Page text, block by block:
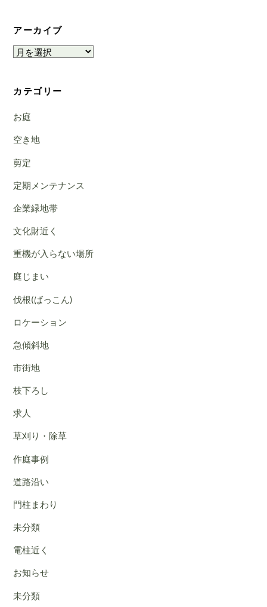
アーカイブ
ア
イ
ブ
カテゴリー
お庭
空き地
剪定
定期メンテナンス
企業緑地帯
文化財近く
重機が入らない場所
庭じまい
伐根(ばっこん)
ロケーション
急傾斜地
市街地
枝下ろし
求人
草刈り・除草
作庭事例
道路沿い
門柱まわり
未分類
電柱近く
お知らせ
未分類